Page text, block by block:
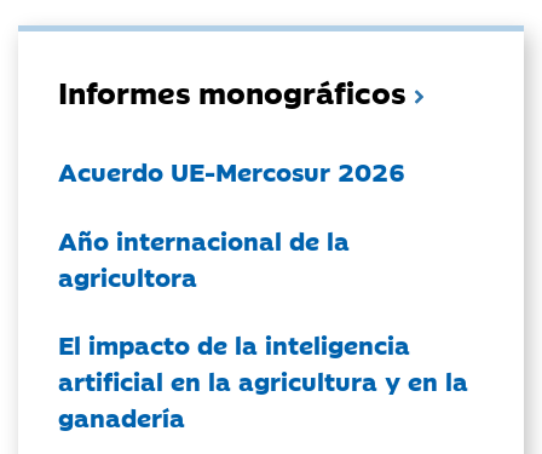
Informes monográficos
Acuerdo UE-Mercosur 2026
Año internacional de la
agricultora
El impacto de la inteligencia
artificial en la agricultura y en la
ganadería